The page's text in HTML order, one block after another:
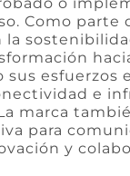
Como parte
la
sus esfuerzos
e
marca
para
y